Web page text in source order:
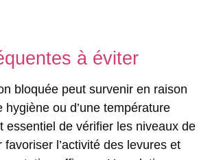
à éviter
bloquée peut survenir en raison
hygiène ou d’une température
essentiel de vérifier les niveaux de
favoriser l’activité des levures et